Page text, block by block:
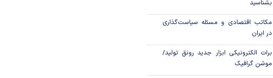
قیمت دلار و یورو مرکز مبادله ایران؛
امروز پنجشنبه ۱۵ مرداد ۱۴۰۵
سقوط ارزهای صادراتی در سیاهچاله
کارت‌های بازرگانی
بشناسید
مکاتب اقتصادی و مسئله سیاست‌گذاری
در ایران
برات الکترونیکی ابزار جدید رونق تولید/
موشن گرافیک